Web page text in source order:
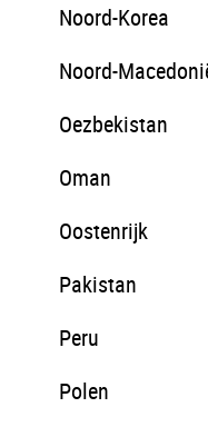
Noord-Korea
Noord-
Oezbekistan
Oman
Oostenrijk
Pakistan
Peru
Polen